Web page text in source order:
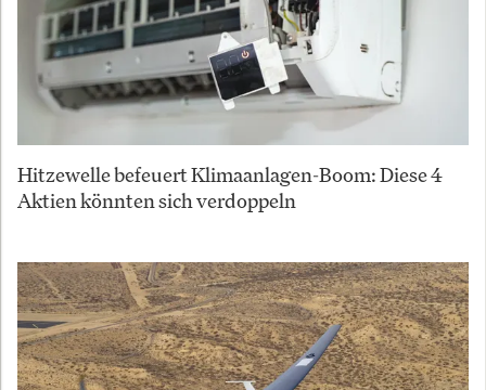
Hitzewelle befeuert Klimaanlagen-Boom: Diese 4
Aktien könnten sich verdoppeln